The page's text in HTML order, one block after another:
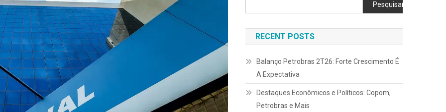
Pesquisar
RECENT POSTS
Balanço Petrobras 2T26: Forte Crescimento É
A Expectativa
Destaques Econômicos e Políticos: Copom,
Petrobras e Mais